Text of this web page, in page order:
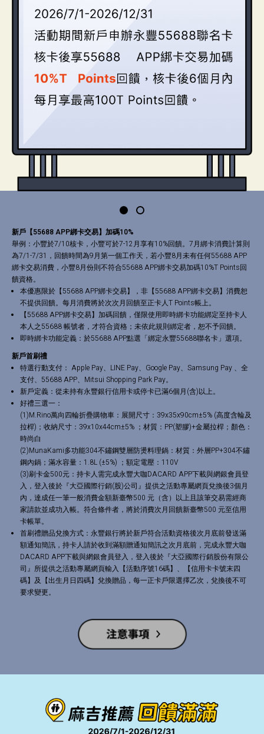
新戶【55688 APP綁卡交易】加碼10%
舉例：小豐於7/10核卡，小豐可於7-12月享有10%回饋。7月綁卡消費計算則
為7/1-7/31，回饋時間為9月第一個工作天，若小豐8月未有任何55688 APP
綁卡交易消費，小豐8月份則不符合55688 APP綁卡交易加碼10%T Points回
饋資格。
本優惠限於【55688 APP綁卡交易】，非【55688 APP綁卡交易】消費恕
不提供回饋。每月消費將於次次月回饋至正卡人T Points帳上。
【55688 APP綁卡交易】加碼回饋，僅限使用即時綁卡功能綁定至持卡人
本人之55688 帳號者，才符合資格；未依此規則綁定者，恕不予回饋。
即時綁卡功能定義：於55688 APP點選「綁定永豐55688聯名卡」選項。
新戶首刷禮
特選行動支付： Apple Pay、LINE Pay、Google Pay、Samsung Pay 、全
支付、55688 APP、Mitsui Shopping Park Pay。
新戶定義：從未持有永豐銀行信用卡或停卡已滿6個月(含)以上。
好禮三選一：
(1)M.Rino萬向四輪折疊購物車：展開尺寸：39x35x90cm±5% (高度含輪及
拉桿)；收納尺寸：39x10x44cm±5% ；材質：PP(塑膠)+金屬拉桿；顏色：
時尚白
(2)MunaKami多功能304不鏽鋼雙層防燙料理鍋：材質：外層PP+304不鏽
鋼內鍋；滿水容量：1.8L (±5%) ；額定電壓：110V
(3)刷卡金500元：持卡人需完成永豐大咖DACARD APP下載與網銀會員登
入，登入後於『大亞國際行銷(股)公司』提供之活動專屬網頁兌換後3個月
內，達成任一筆一般消費金額新臺幣500 元（含）以上且該筆交易需經商
家請款並成功入帳。符合條件者，將於消費次月回饋新臺幣500 元至信用
卡帳單。
首刷禮贈品兌換方式：永豐銀行將於新戶符合活動資格後次月底前發送滿
額通知簡訊，持卡人請於收到滿額贈通知簡訊之次月底前，完成永豐大咖
DACARD APP下載與網銀會員登入，登入後於『大亞國際行銷股份有限公
司』所提供之活動專屬網頁輸入【活動序號16碼】、【信用卡卡號末四
碼】及【出生月日四碼】兌換贈品，每一正卡戶限選擇乙次，兌換後不可
要求變更。